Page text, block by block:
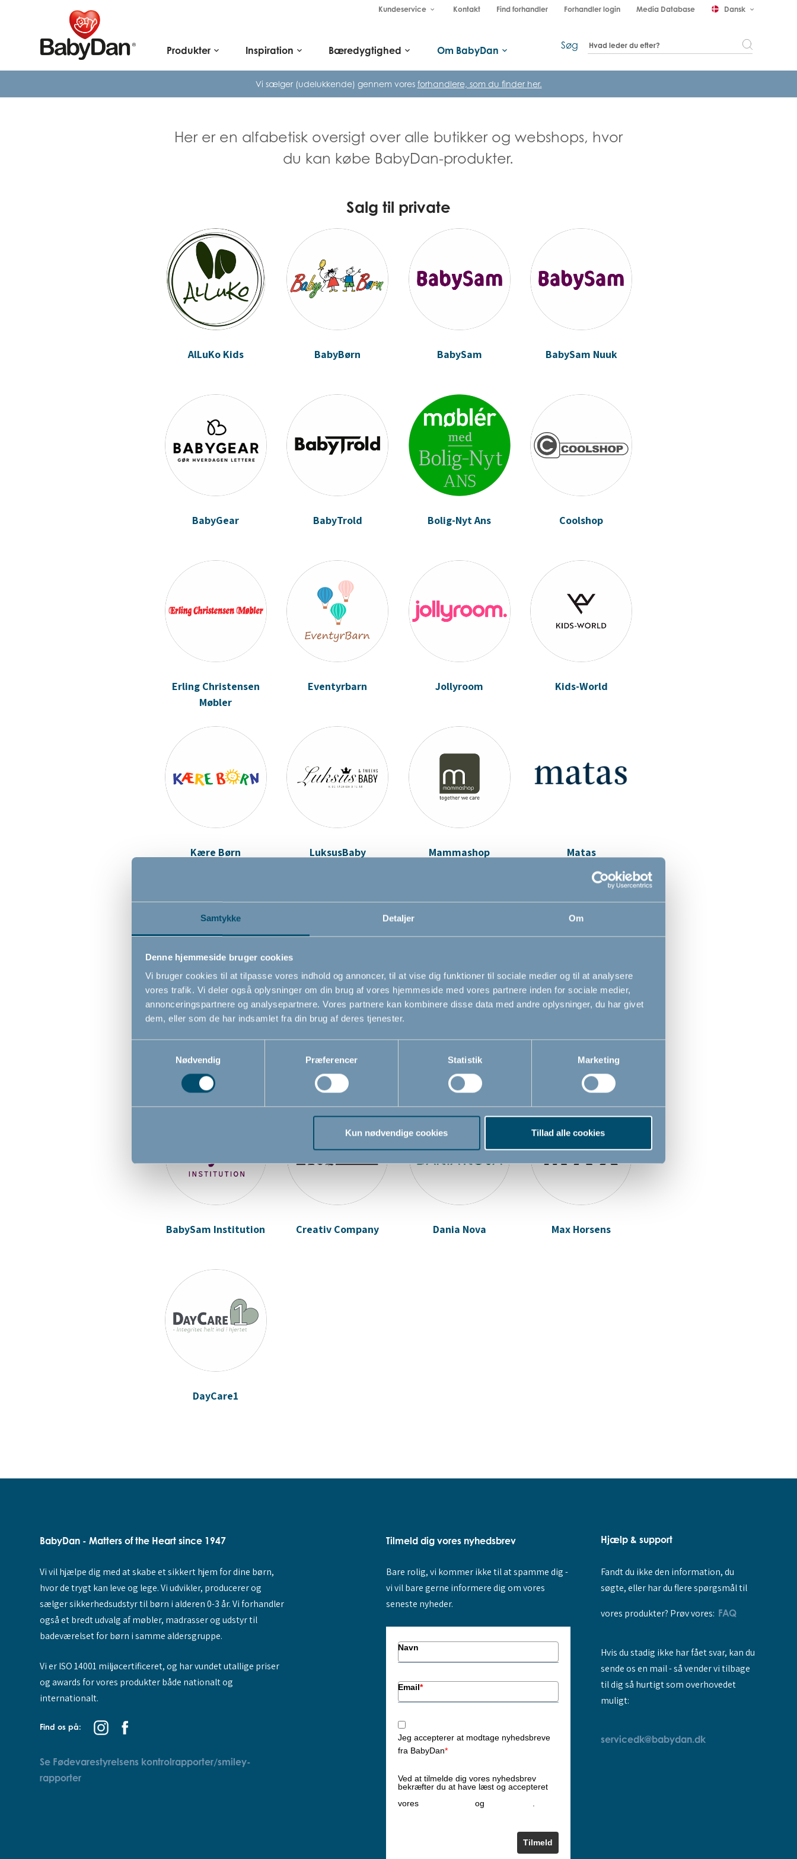
Samtykke Detaljer Om
Denne hjemmeside bruger cookies
Vi bruger cookies til at tilpasse vores indhold og annoncer, til at vise dig funktioner til sociale medier og til at analysere
vores trafik. Vi deler også oplysninger om din brug af vores hjemmeside med vores partnere inden for sociale medier,
annonceringspartnere og analysepartnere. Vores partnere kan kombinere disse data med andre oplysninger, du har givet
dem, eller som de har indsamlet fra din brug af deres tjenester.
Nødvendig
Præferencer Statistik Marketing
Kun nødvendige cookies Tillad alle cookies
Kundeservice keyboard_arrow_down Kontakt Find forhandler Forhandler login Media Database Dansk keyboard_arrow_down
Produkter keyboard_arrow_down Inspiration keyboard_arrow_down Bæredygtighed keyboard_arrow_down Om BabyDan keyboard_arrow_down Søg
Vi sælger (udelukkende) gennem vores forhandlere, som du finder her.
Her er en alfabetisk oversigt over alle butikker og webshops, hvor
du kan købe BabyDan-produkter.
Salg til private
AlLuKo Kids BabyBørn BabySam BabySam Nuuk
BabyGear BabyTrold Bolig-Nyt Ans Coolshop
Erling Christensen
Møbler
Eventyrbarn Jollyroom Kids-World
Kære Børn LuksusBaby Mammashop Matas
Med24 Proshop
Salg til virksomheder og institutioner
BabySam Institution Creativ Company Dania Nova Max Horsens
DayCare1
BabyDan - Matters of the Heart since 1947
Vi vil hjælpe dig med at skabe et sikkert hjem for dine børn,
hvor de trygt kan leve og lege. Vi udvikler, producerer og
sælger sikkerhedsudstyr til børn i alderen 0-3 år. Vi forhandler
også et bredt udvalg af møbler, madrasser og udstyr til
badeværelset for børn i samme aldersgruppe.
Vi er ISO 14001 miljøcertificeret, og har vundet utallige priser
og awards for vores produkter både nationalt og
internationalt.
Find os på:
Se Fødevarestyrelsens kontrolrapporter/smiley-
rapporter
Tilmeld dig vores nyhedsbrev
Bare rolig, vi kommer ikke til at spamme dig -
vi vil bare gerne informere dig om vores
seneste nyheder.
Navn
Email*
Jeg accepterer at modtage nyhedsbreve
fra BabyDan*
Ved at tilmelde dig vores nyhedsbrev
bekræfter du at have læst og accepteret
vores
og
Tilmeld
Hjælp & support
Fandt du ikke den information, du
søgte, eller har du flere spørgsmål til
vores produkter? Prøv vores: FAQ
Hvis du stadig ikke har fået svar, kan du
sende os en mail - så vender vi tilbage
til dig så hurtigt som overhovedet
muligt:
servicedk@babydan.dk